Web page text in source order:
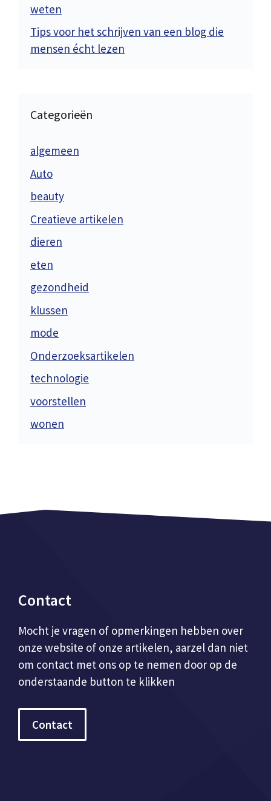
weten
Tips voor het schrijven van een blog die
mensen écht lezen
Categorieën
algemeen
Auto
beauty
Creatieve artikelen
dieren
eten
gezondheid
klussen
mode
Onderzoeksartikelen
technologie
voorstellen
wonen
Contact
Mocht je vragen of opmerkingen hebben over
onze website of onze artikelen, aarzel dan niet
om contact met ons op te nemen door op de
onderstaande button te klikken
Contact